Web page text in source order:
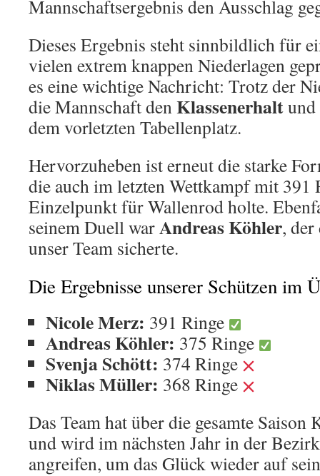
Mannschaftsergebnis den Ausschlag
Dieses Ergebnis steht sinnbildlich für
vielen extrem knappen Niederlagen
es eine wichtige Nachricht: Trotz der
die Mannschaft denKlassenerhaltund
dem vorletzten Tabellenplatz.
Hervorzuheben ist erneut die starke
die auch im letzten Wettkampf mit 391
Einzelpunkt für Wallenrod holte.
seinem Duell warAndreas Köhler,
unser Team sicherte.
Die Ergebnisse unserer Schützen im
Nicole Merz: 391 Ringe
Andreas Köhler: 375 Ringe
Svenja Schött: 374 Ringe
Niklas Müller: 368 Ringe
Das Team hat über die gesamte Saison
und wird im nächsten Jahr in der
angreifen, um das Glück wieder auf